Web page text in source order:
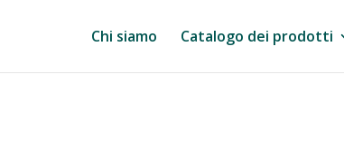
Chi siamo Catalogo dei prodotti